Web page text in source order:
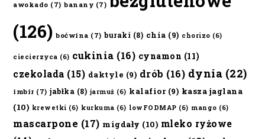
awokado (7) banany (7)
(126) boćwina (7) buraki (8) chia (9) chorizo (6)
ciecierzyca (6) cukinia (16) cynamon (11)
czekolada (15) daktyle (9) drób (16) dynia (22)
imbir (7) jabłka (8) jarmuż (6) kalafior(9) kasza jaglana
(10) krewetki (6) kurkuma (6) lowFODMAP (6) mango (6)
mascarpone (17) migdały (10) mleko ryżowe